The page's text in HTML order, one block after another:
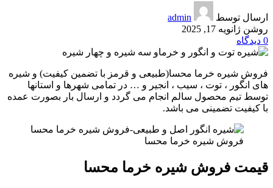
ارسال توسط
admin
روشن ژانویه 17, 2025
0 دیدگاه
فروش شیره خرما محسا(طبیعی و قرمز با تضمین کیفیت) و شیره
های انگور ، توت ، سیب ، انجیر و … در تمامی شهرها و استانها
توسط تیم محصول سالم انجام می گردد و ارسال بار بصورت عمده
با کیفیت تضمینی می باشد.
فروش شیره خرما محسا
قیمت فروش شیره خرما محسا